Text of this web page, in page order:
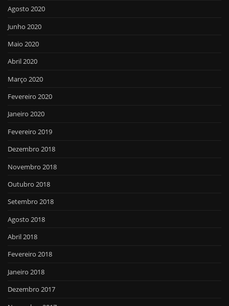
Agosto 2020
Junho 2020
Maio 2020
Abril 2020
Março 2020
Fevereiro 2020
Janeiro 2020
Fevereiro 2019
Dezembro 2018
Novembro 2018
Outubro 2018
Setembro 2018
Agosto 2018
Abril 2018
Fevereiro 2018
Janeiro 2018
Dezembro 2017